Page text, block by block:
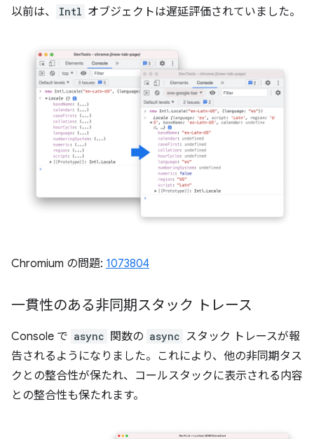
以前は、 Intl オブジェクトは遅延評価されていました。
Chromium の問題: 1073804
一貫性のある非同期スタック トレース
Console で async 関数の async スタック トレースが報
告されるようになりました。これにより、他の非同期タス
クとの整合性が保たれ、コールスタックに表示される内容
との整合性も保たれます。